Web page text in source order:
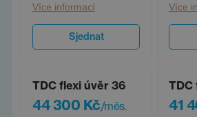
Více informací
Sjednat
Více
TDC flexi úvěr 36
44 300 Kč/měs.
TDC
41